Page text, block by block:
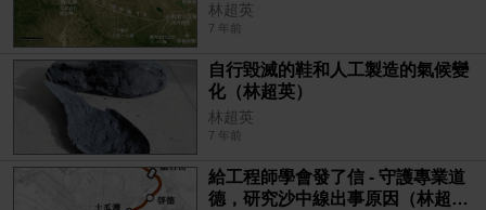
林超英
7 年前
自行毀滅的鞋和人工製造的氣候變
化（林超英）
林超英
7 年前
給工程師學會發了信 - 守護專業道
德，研究沙中線出事原因（林超